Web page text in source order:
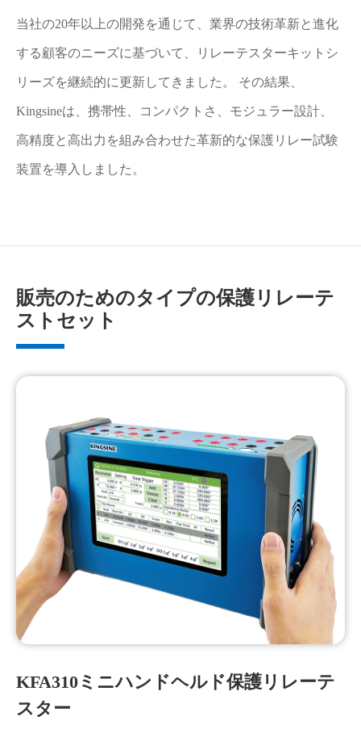
当社の20年以上の開発を通じて、業界の技術革新と進化
する顧客のニーズに基づいて、リレーテスターキットシ
リーズを継続的に更新してきました。 その結果、
Kingsineは、携帯性、コンパクトさ、モジュラー設計、
高精度と高出力を組み合わせた革新的な保護リレー試験
装置を導入しました。
販売のためのタイプの保護リレーテ
ストセット
KFA310ミニハンドヘルド保護リレーテ
スター